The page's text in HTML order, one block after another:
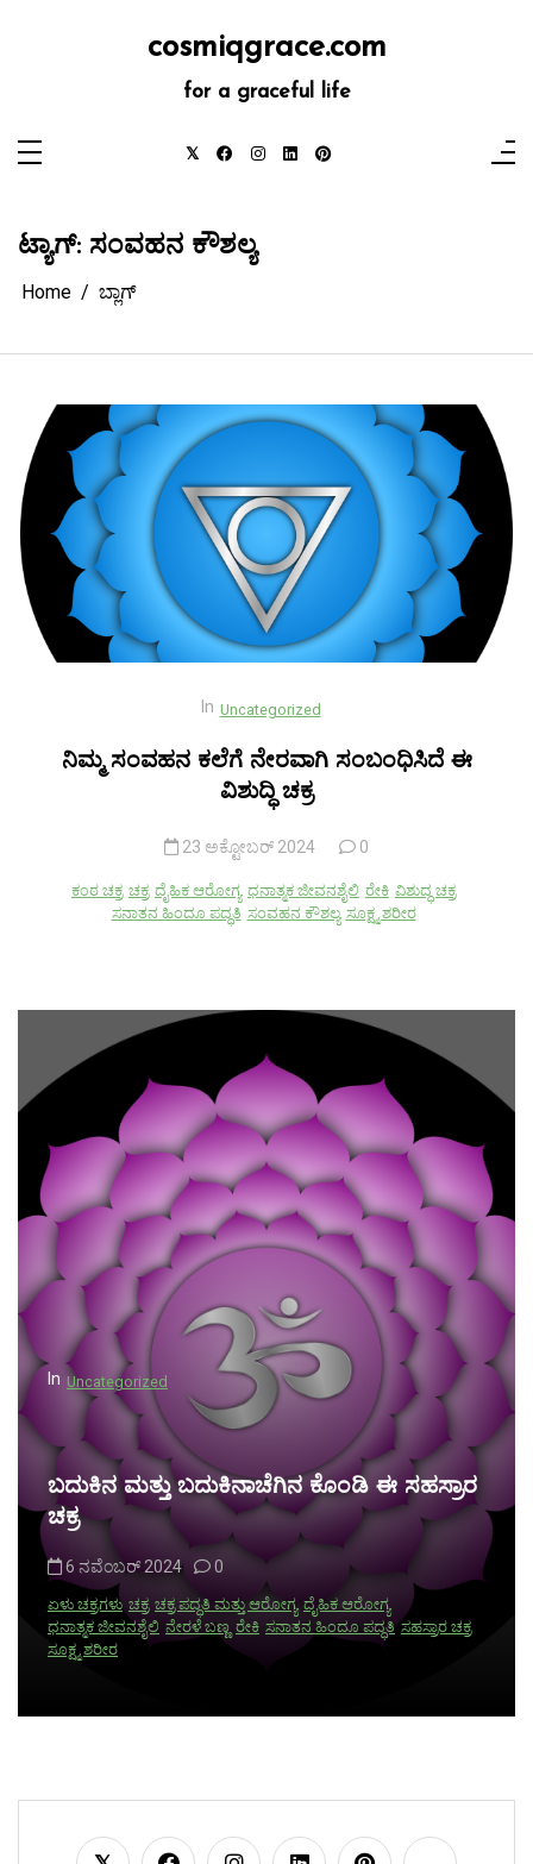
cosmiqgrace.com
for a graceful life
ಟ್ಯಾಗ್: ಸಂವಹನ ಕೌಶಲ್ಯ
Home ಬ್ಲಾಗ್
In Uncategorized
ನಿಮ್ಮ ಸಂವಹನ ಕಲೆಗೆ ನೇರವಾಗಿ ಸಂಬಂಧಿಸಿದೆ ಈ
ವಿಶುದ್ಧಿ ಚಕ್ರ
23 ಅಕ್ಟೋಬರ್ 2024 0
ಕಂಠ ಚಕ್ರ ಚಕ್ರ ದೈಹಿಕ ಆರೋಗ್ಯ ಧನಾತ್ಮಕ ಜೀವನಶೈಲಿ ರೇಕಿ ವಿಶುದ್ಧ ಚಕ್ರ
ಸನಾತನ ಹಿಂದೂ ಪದ್ಧತಿ ಸಂವಹನ ಕೌಶಲ್ಯ ಸೂಕ್ಷ್ಮ ಶರೀರ
In Uncategorized
ಬದುಕಿನ ಮತ್ತು ಬದುಕಿನಾಚೆಗಿನ ಕೊಂಡಿ ಈ ಸಹಸ್ರಾರ
ಚಕ್ರ
6 ನವೆಂಬರ್ 2024 0
ಏಳು ಚಕ್ರಗಳು ಚಕ್ರ ಚಕ್ರ ಪದ್ಧತಿ ಮತ್ತು ಆರೋಗ್ಯ ದೈಹಿಕ ಆರೋಗ್ಯ
ಧನಾತ್ಮಕ ಜೀವನಶೈಲಿ ನೇರಳೆ ಬಣ್ಣ ರೇಕಿ ಸನಾತನ ಹಿಂದೂ ಪದ್ಧತಿ ಸಹಸ್ರಾರ ಚಕ್ರ
ಸೂಕ್ಷ್ಮ ಶರೀರ